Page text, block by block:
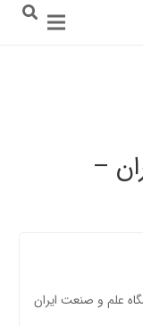
–
علم و صنعت ایران